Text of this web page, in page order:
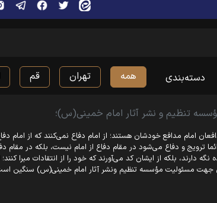
دسته‌بندی همه تهران قم
تنظیم و نشر آثار امام خمینی(س)؛
امام مدافع خودشان هستند؛ از امام دفاع نمی‌کنند که از امام
ترویج و دفاع می‌شود در مقام دفاع از امام نیست، بلکه در مقام
دارند، بلکه از ایشان کد می‌آورند که خود را از انتقادات مبرا کنند؛
مسئولیت مؤسسه تنظیم ونشر آثار امام خمینی(س) سنگین است؛